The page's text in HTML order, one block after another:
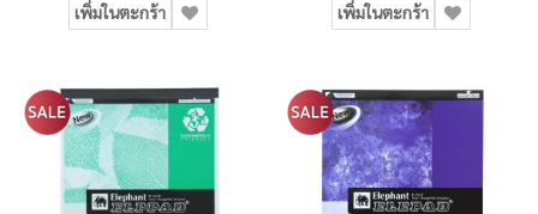
เพิ่มในตะกร้า เพิ่มในตะกร้า